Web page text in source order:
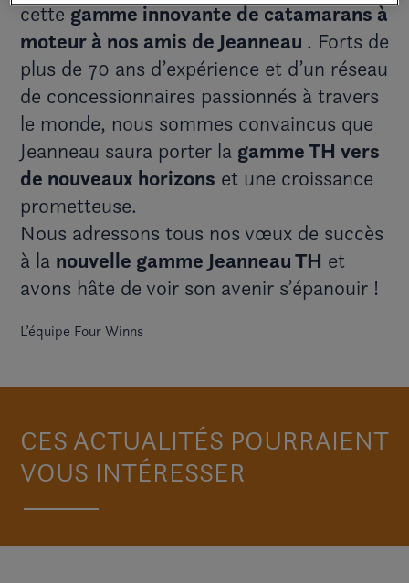
cettegamme innovante de catamarans à
moteur à nos amis de Jeanneau . Forts de
plus de 70 ans d’expérience et d’un réseau
de concessionnaires passionnés à travers
le monde, nous sommes convaincus que
Jeanneau saura porter la gamme TH vers
de nouveaux horizons et une croissance
prometteuse.
Nous adressons tous nos vœux de succès
à la nouvelle gamme Jeanneau TH et
avons hâte de voir son avenir s’épanouir !
L’équipe Four Winns
CES ACTUALITÉS POURRAIENT
VOUS INTÉRESSER